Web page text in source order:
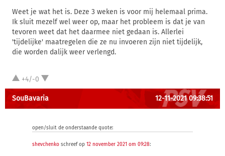
Weet je wat het is. Deze 3 weken is voor mij helemaal prima.
Ik sluit mezelf wel weer op, maar het probleem is dat je van
tevoren weet dat het daarmee niet gedaan is. Allerlei
'tijdelijke' maatregelen die ze nu invoeren zijn niet tijdelijk,
die worden dalijk weer verlengd.
+4/-0
SouBavaria 12-11-2021 09:38:51
open/sluit de onderstaande quote:
shevchenko schreef op 12 november 2021 om 09:28: